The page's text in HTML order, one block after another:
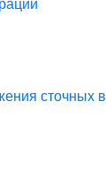
сточных в